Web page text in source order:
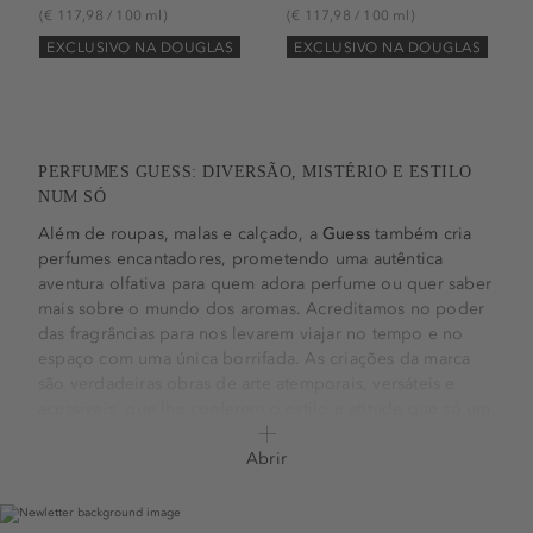
(€ 117,98 / 100 ml)
EXCLUSIVO NA DOUGLAS
(€ 117,98 / 100 ml)
EXCLUSIVO NA DOUGLAS
PERFUMES GUESS: DIVERSÃO, MISTÉRIO E ESTILO
NUM SÓ
Além de roupas, malas e calçado, a Guess também cria
perfumes encantadores, prometendo uma autêntica
aventura olfativa para quem adora perfume ou quer saber
mais sobre o mundo dos aromas. Acreditamos no poder
das fragrâncias para nos levarem viajar no tempo e no
espaço com uma única borrifada. As criações da marca
perfume pode oferecer. Descubra todos os aromas que a
tem para lhe oferecer.
SEU LOOK
Abrir